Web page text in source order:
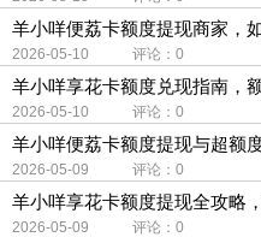
羊小咩便荔卡额度提现商家，
2026-05-10 评论：0
羊小咩享花卡额度兑现指南，
2026-05-10 评论：0
羊小咩便荔卡额度提现与超额
2026-05-09 评论：0
羊小咩享花卡额度提现全攻略
势
2026-05-09 评论：0